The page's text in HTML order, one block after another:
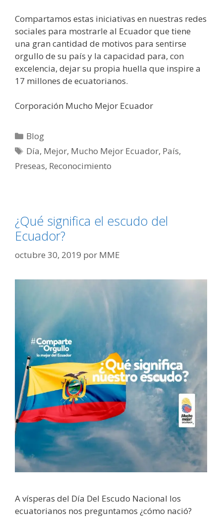
Compartamos estas iniciativas en nuestras redes
sociales para mostrarle al Ecuador que tiene
una gran cantidad de motivos para sentirse
orgullo de su país y la capacidad para, con
excelencia, dejar su propia huella que inspire a
17 millones de ecuatorianos.
Corporación Mucho Mejor Ecuador
Blog
Día, Mejor, Mucho Mejor Ecuador, País,
Preseas, Reconocimiento
¿Qué significa el escudo del
Ecuador?
octubre 30, 2019 por MME
A vísperas del Día Del Escudo Nacional los
ecuatorianos nos preguntamos ¿cómo nació?